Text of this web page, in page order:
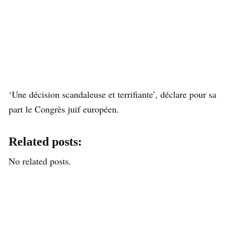
‘Une décision scandaleuse et terrifiante’, déclare pour sa
part le Congrès juif européen.
Related posts:
No related posts.